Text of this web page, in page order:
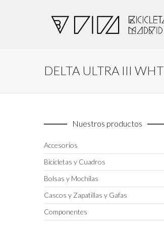
DELTA ULTRA III
Nuestros productos
Accesorios
Bicicletas y Cuadros
Bolsas y Mochilas
Cascos y Zapatillas y Gafas
Componentes